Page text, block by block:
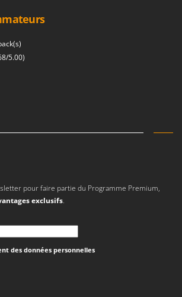
5.00)
pour faire partie du Programme Premium,
exclusifs.
des données personnelles